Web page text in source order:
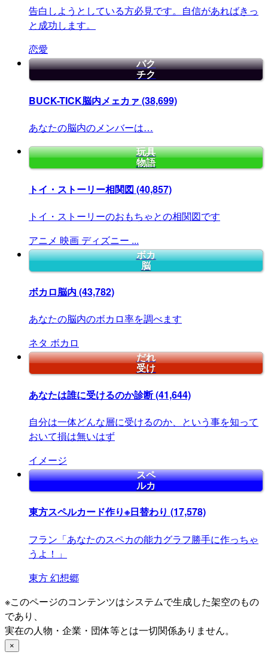
告白しようとしている方必見です。自信があればきっ
と成功します。
恋愛
バク
チク
BUCK-TICK脳内メェカァ (38,699)
あなたの脳内のメンバーは…
玩具
物語
トイ・ストーリー相関図 (40,857)
トイ・ストーリーのおもちゃとの相関図です
アニメ 映画 ディズニー ...
ボカ
脳
ボカロ脳内 (43,782)
あなたの脳内のボカロ率を調べます
ネタ ボカロ
だれ
受け
あなたは誰に受けるのか診断(41,644)
自分は一体どんな層に受けるのか、という事を知って
おいて損は無いはず
イメージ
スペ
ルカ
東方スペルカード作り※日替わり (17,578)
フラン「あなたのスペカの能力グラフ勝手に作っちゃ
うよ！」
東方幻想郷
※このページのコンテンツはシステムで生成した架空のもの
であり、
実在の人物・企業・団体等とは一切関係ありません。
×